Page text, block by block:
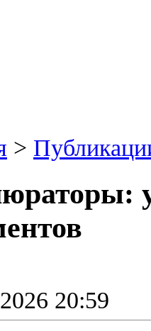
>
20:59